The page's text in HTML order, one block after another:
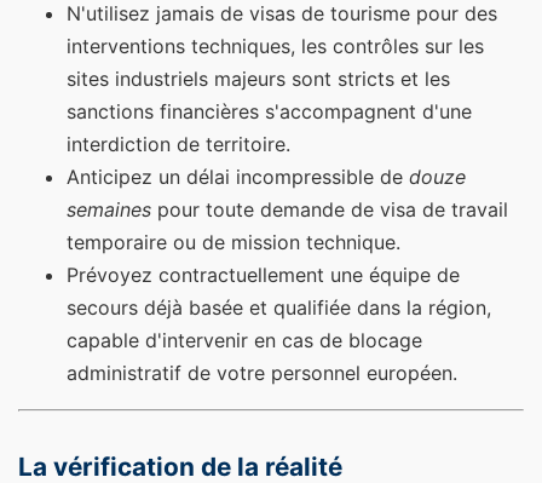
N'utilisez jamais de visas de tourisme pour des
interventions techniques, les contrôles sur les
sites industriels majeurs sont stricts et les
sanctions financières s'accompagnent d'une
interdiction de territoire.
Anticipez un délai incompressible de douze
semaines pour toute demande de visa de travail
temporaire ou de mission technique.
Prévoyez contractuellement une équipe de
secours déjà basée et qualifiée dans la région,
capable d'intervenir en cas de blocage
administratif de votre personnel européen.
La vérification de la réalité